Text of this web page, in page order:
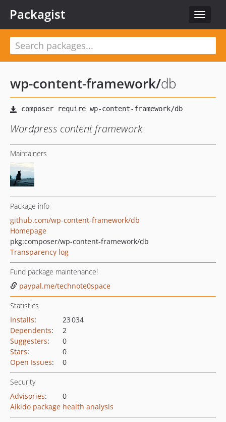
Toggle
Packagist
wp-content-framework/db
Wordpress content framework
Maintainers
Package info
github.com/wp-content-framework/db
Homepage
pkg:composer/wp-content-framework/db
Transparency log
Fund package maintenance!
paypal.me/technote0space
Statistics
Installs:
23 034
Dependents:
2
Suggesters:
0
Stars:
0
Open Issues: 0
Security
Advisories:
0
Aikido package health analysis